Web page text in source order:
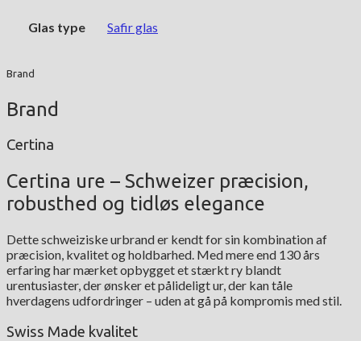
Glas type Safir glas
Brand
Brand
Certina
Certina ure – Schweizer præcision,
robusthed og tidløs elegance
Dette schweiziske urbrand er kendt for sin kombination af
præcision, kvalitet og holdbarhed. Med mere end 130 års
erfaring har mærket opbygget et stærkt ry blandt
urentusiaster, der ønsker et pålideligt ur, der kan tåle
hverdagens udfordringer – uden at gå på kompromis med stil.
Swiss Made kvalitet